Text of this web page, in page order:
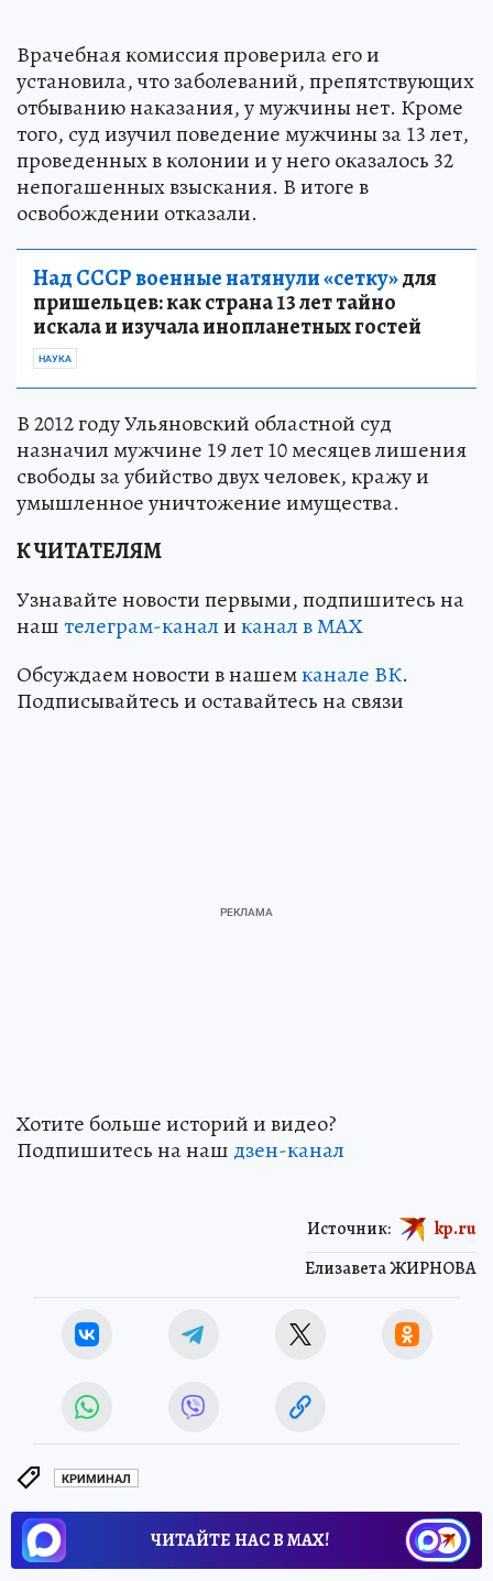
Врачебная комиссия проверила его и
установила, что заболеваний, препятствующих
отбыванию наказания, у мужчины нет. Кроме
того, суд изучил поведение мужчины за 13 лет,
проведенных в колонии и у него оказалось 32
непогашенных взыскания. В итоге в
освобождении отказали.
Над СССР военные натянули «сетку»для
пришельцев: как страна 13 лет тайно
искала и изучала инопланетных гостей
НАУКА
В 2012 году Ульяновский областной суд
назначил мужчине 19 лет 10 месяцев лишения
свободы за убийство двух человек, кражу и
умышленное уничтожение имущества.
К ЧИТАТЕЛЯМ
Узнавайте новости первыми, подпишитесь на
наштелеграм-каналиканал в МАХ
Обсуждаем новости в нашемканале ВК.
Подписывайтесь и оставайтесь на связи
Хотите больше историй и видео?
Подпишитесь на наш дзен-канал
Елизавета ЖИРНОВА
Источник: kp.ru
КРИМИНАЛ
ЧИТАЙТЕ НАС В МАХ!